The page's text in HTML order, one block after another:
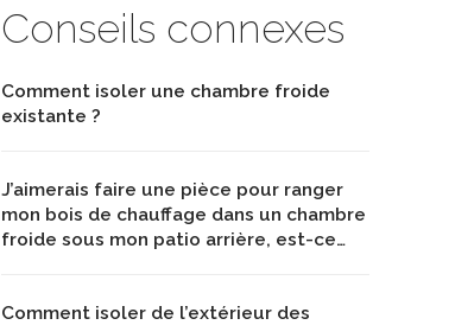
Conseils connexes
Comment isoler une chambre froide
existante ?
J’aimerais faire une pièce pour ranger
mon bois de chauffage dans un chambre
froide sous mon patio arrière, est-ce…
Comment isoler de l’extérieur des